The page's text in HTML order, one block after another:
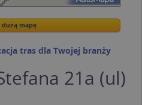
dużą mapę
dużą mapę
tras dla Twojej branży
21a (ul)